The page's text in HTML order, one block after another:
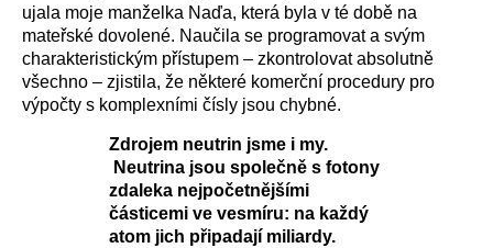
ujala moje manželka Naďa, která byla v té době na
mateřské dovolené. Naučila se programovat a svým
charakteristickým přístupem – zkontrolovat absolutně
všechno – zjistila, že některé komerční procedury pro
výpočty s komplexními čísly jsou chybné.
Zdrojem neutrin jsme i my.
Neutrina jsou společně s fotony
zdaleka nejpočetnějšími
částicemi ve vesmíru: na každý
atom jich připadají miliardy.